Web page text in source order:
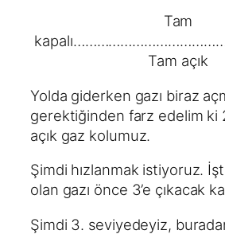
Tam
Tam açık
Yolda giderken gazı biraz
gerektiğinden farz edelim ki
açık gaz kolumuz.
Şimdi hızlanmak istiyoruz.
olan gazı önce 3’e çıkacak
Şimdi 3. seviyedeyiz,